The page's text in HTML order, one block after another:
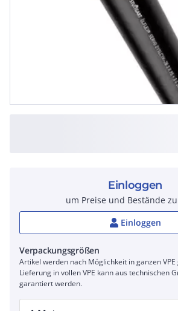
Einloggen
um Preise und Bestände
Einloggen
Verpackungsgrößen
Artikel werden nach Möglichkeit in ganzen
Lieferung in vollen VPE kann aus technischen
garantiert werden.